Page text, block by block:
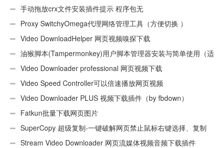
手动拖放crx文件安装插件提示 程序包无
效:“CEX_HEADER_INVALID”的解决办法
Proxy SwitchyOmega代理网络管理工具（方便切换 ）
Video DownloadHelper 网页视频嗅探下载
油猴脚本(Tampermonkey)用户脚本管理器安装与简单使用（适
用Android）
Video Downloader professional 网页视频下载
Video Speed Controller可以倍速播放网页视频
Video Downloader PLUS 视频下载插件（by fbdown）
Fatkun批量下载网页图片
SuperCopy 超级复制-一键破解网页禁止鼠标右键选择、复制
Stream Video Downloader 网页流媒体视频音频下载插件